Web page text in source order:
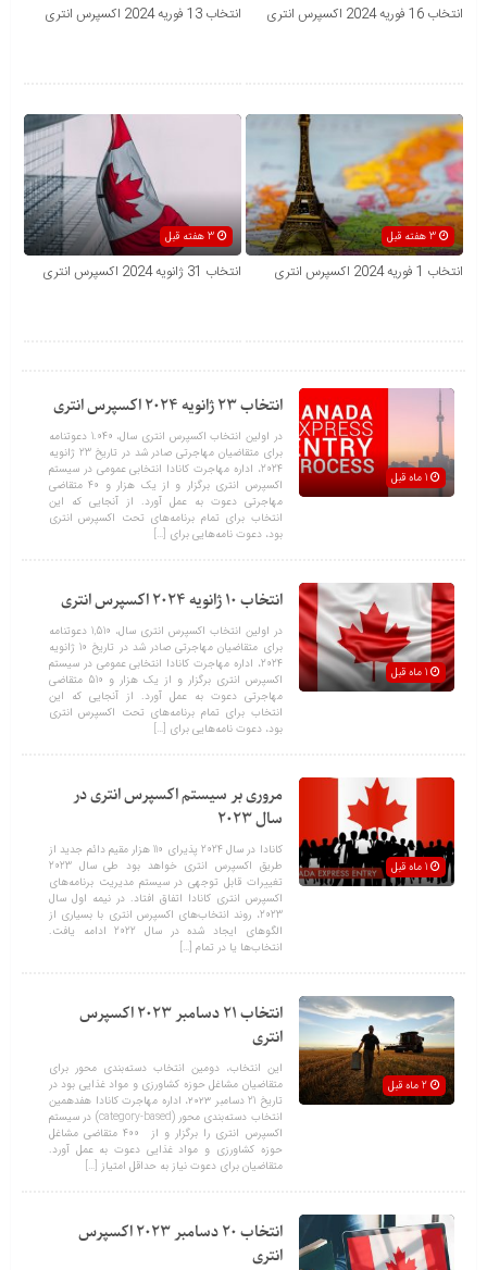
انتخاب 16 فوریه 2024 اکسپرس انتری انتخاب 13 فوریه 2024 اکسپرس انتری
3 هفته قبل
انتخاب 1 فوریه 2024 اکسپرس انتری انتخاب 31 ژانویه 2024 اکسپرس انتری
انتخاب 23 ژانویه 2024 اکسپرس انتری
در اولین انتخاب اکسپرس انتری سال، 1.040 دعوتنامه
برای متقاضیان مهاجرتی صادر شد در تاریخ 23 ژانویه
2024، اداره مهاجرت کانادا انتخابی عمومی در سیستم
اکسپرس انتری برگزار و از یک هزار و 40 متقاضی
مهاجرتی دعوت به عمل آورد. از آنجایی که این
انتخاب برای تمام برنامه‌های تحت اکسپرس انتری
بود، دعوت نامه‌هایی برای […]
انتخاب 10 ژانویه 2024 اکسپرس انتری
در اولین انتخاب اکسپرس انتری سال، 1,510 دعوتنامه
برای متقاضیان مهاجرتی صادر شد در تاریخ 10 ژانویه
2024، اداره مهاجرت کانادا انتخابی عمومی در سیستم
اکسپرس انتری برگزار و از یک هزار و 510 متقاضی
مهاجرتی دعوت به عمل آورد. از آنجایی که این
انتخاب برای تمام برنامه‌های تحت اکسپرس انتری
بود، دعوت نامه‌هایی برای […]
مروری بر سیستم اکسپرس انتری در
سال 2023
کانادا در سال 2024 پذیرای 110 هزار مقیم دائم جدید از
طریق اکسپرس انتری خواهد بود طی سال 2023
تغییرات قابل توجهی در سیستم مدیریت برنامه‌های
اکسپرس انتری کانادا اتفاق افتاد. در نیمه اول سال
2023، روند انتخاب‌های اکسپرس انتری با بسیاری از
الگوهای ایجاد شده در سال 2022 ادامه یافت.
انتخاب‌ها یا در تمام […]
انتخاب 21 دسامبر 2023 اکسپرس
انتری
این انتخاب، دومین انتخاب دسته‌بندی محور برای
متقاضیان مشاغل حوزه کشاورزی و مواد غذایی بود در
تاریخ 21 دسامبر ۲۰۲۳، اداره مهاجرت کانادا هفدهمین
انتخاب دسته‌بندی‌ محور (category-based) در سیستم
اکسپرس انتری را برگزار و از 400 متقاضی مشاغل
حوزه کشاورزی و مواد غذایی دعوت به عمل آورد.
متقاضیان برای دعوت نیاز به حداقل امتیاز […]
انتخاب 20 دسامبر 2023 اکسپرس
انتری